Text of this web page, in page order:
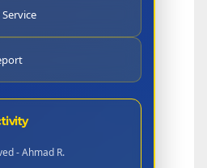
- Ahmad R.